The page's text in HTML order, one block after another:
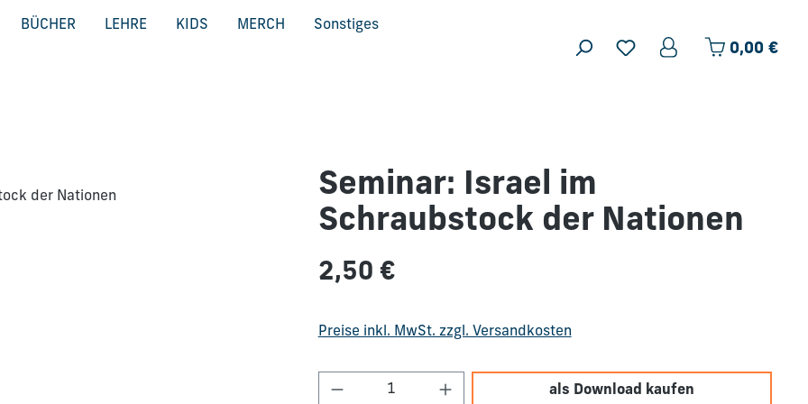
BÜCHER LEHRE KIDS MERCH Sonstiges
0,00 €
Seminar: Israel im
Schraubstock der Nationen
Regulärer Preis:
2,50 €
Preise inkl. MwSt. zzgl. Versandkosten
Produkt Anzahl: Gib den gewünschten Wert
als Download kaufen